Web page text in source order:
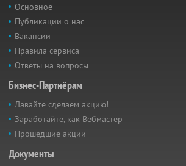
Основное
Публикации о нас
Вакансии
Правила сервиса
Ответы на вопросы
Бизнес-Партнёрам
Давайте сделаем акцию!
Заработайте, как Вебмастер
Прошедшие акции
Документы